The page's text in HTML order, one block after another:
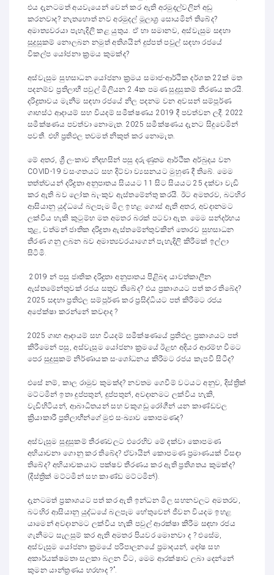
එය දැනටමත් අයවැයෙන් වෙන් කර ඇති අරමුදල්වලින් අඩු
කරනවාද? නැතහොත් නව අරමුදල් මූලාශ්‍ර සොයමින් තිබේද?
අමාත්‍යවරයා පැහැදිලි කළ යුතුය. ඒ හා සමානව, අස්වැසුම සඳහා
සුදුසුකම් නොලබන නමුත් අතිශයින් දුප්පත් පවුල් සඳහා රජයේ
විකල්ප යෝජනා ක්‍රමය කුමක්ද?
අස්වැසුම සුභසාධන යෝජනා ක්‍රමය සමාජ-ආර්ථික දර්ශක 22ක් මත
පදනම්ව ප්‍රතිලාභී පවුල් මිලියන 2.4ක පමණ සුදුසුකම් තීරණය කරයි.
දරිද්‍රතාවය මැනීම සඳහා රජයේ නිල පදනම වන අවසන් සම්පූර්ණ
ගෘහස්ථ ආදායම් සහ වියදම් සමීක්ෂණය 2019 දී පවත්වන ලදී. 2022
සමීක්ෂණය පවත්වා නොමැත. 2025 සමීක්ෂණය දැනට සිදුවෙමින්
පවතී. එහි ප්‍රතිඵල තවමත් නිකුත් කර නොමැත.
මේ අතර, ශ්‍රී ලංකාව නිදහසින් පසු දරුණුතම ආර්ථික අර්බුදය වන
COVID-19 වසංගතයට සහ දිට්වා ව්‍යසනයට මුහුණ දී තිබේ. මෙම
තත්ත්වයන් දරිද්‍රතා අනුපාතය සියයට 11 සිට සියයට 25 දක්වා වැඩි
කර ඇති බව ලෝක බැංකුව ඇස්තමේන්තු කරයි. ඊට අමතරව, බටහිර
ආසියානු යුද්ධයේ බලපෑම මිල ඉහළ ගොස් ඇති අතර, අවදානමට
ලක්විය හැකි කුටුම්භ මත අමතර බරක් පටවා ඇත. මෙම සන්දර්භය
තුළ, වත්මන් ජාතික දරිද්‍රතා ඇස්තමේන්තුවකින් තොරව සුභසාධන
තීරණ ගනු ලබන බව අමාත්‍යවරයාගෙන් පැහැදිලි කිරීමක් ඉල්ලා
සිටිමි.
2019 න් පසු ජාතික දරිද්‍රතා අනුපාතය පිළිබඳ යාවත්කාලීන
ඇස්තමේන්තුවක් රජය සතුව තිබේද? එය ප්‍රකාශයට පත් කර තිබේද?
2025 සඳහා ප්‍රතිඵල සම්පූර්ණ කර ප්‍රසිද්ධියට පත් කිරීමට රජය
අපේක්ෂා කරන්නේ කවදාද ?
2025 ගෘහ ආදායම් සහ වියදම් සමීක්ෂණයේ ප්‍රතිඵල ප්‍රකාශයට පත්
කිරීමෙන් පසු, අස්වැසුම යෝජනා ක්‍රමයේ ඊළඟ අදියර ආරම්භ වීමට
පෙර සුදුසුකම් නිර්ණායක සංශෝධනය කිරීමට රජය කැපවී සිටීද?
එසේ නම්, කාල රාමුව කුමක්ද? නවතම ගෙවීම් වටයට අනුව, දිස්ත්‍රික්
මට්ටමින් ඉතා දුප්පතුන්, දුප්පතුන්, අවදානමට ලක්විය හැකි,
වැඩිහිටියන්, ආබාධිතයන් සහ වකුගඩු රෝගීන් යන කාණ්ඩවල
ක්‍රියාකාරී ප්‍රතිලාභීන්ගේ මුළු සංඛ්‍යාව කොපමණද?
අස්වැසුම සුදුසුකම් තීරණවලට එරෙහිව මේ දක්වා කොපමණ
අභියාචනා ගොනු කර තිබේද? ඒවායින් කොපමණ ප්‍රමාණයක් විසඳා
තිබේද? අභියාචකයාට පක්ෂව තීරණය කර ඇති ප්‍රතිශතය කුමක්ද?
(දිස්ත්‍රික් මට්ටමින් සහ කාණ්ඩ මට්ටමින්).
දැනටමත් ප්‍රකාශයට පත් කර ඇති ඉන්ධන මිල සහනවලට අමතරව,
බටහිර ආසියානු යුද්ධයේ බලපෑම හේතුවෙන් ජීවන වියදම ඉහළ
යාමෙන් අවදානමට ලක්විය හැකි පවුල් ආරක්ෂා කිරීම සඳහා රජය
ගැනීමට සැලසුම් කර ඇති අමතර පියවර මොනවා ද ? එසේම,
අස්වැසුම යෝජනා ක්‍රමයේ පරිපාලනයේ ප්‍රමාදයන්, දෝෂ සහ
අකාර්යක්ෂමතා සලකා බලන විට, මෙම ආරක්ෂාව ලබා දෙන්නේ
කුමන යාන්ත්‍රණය හරහාද ?”.